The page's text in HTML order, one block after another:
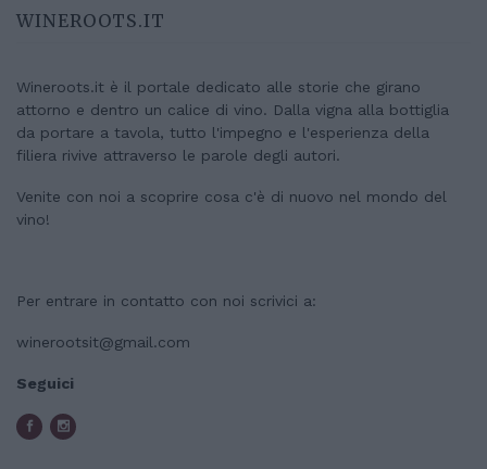
WINEROOTS.IT
Wineroots.it è il portale dedicato alle storie che girano
attorno e dentro un calice di vino. Dalla vigna alla bottiglia
da portare a tavola, tutto l'impegno e l'esperienza della
filiera rivive attraverso le parole degli autori.
Venite con noi a scoprire cosa c'è di nuovo nel mondo del
vino!
Per entrare in contatto con noi scrivici a:
winerootsit@gmail.com
Seguici